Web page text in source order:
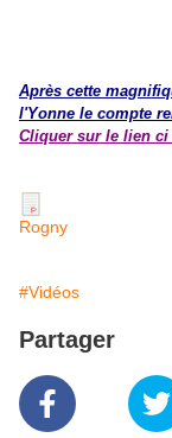
Après cette
l'Yonne le compte
Cliquer sur le lien ci
Rogny
#Vidéos
Partager